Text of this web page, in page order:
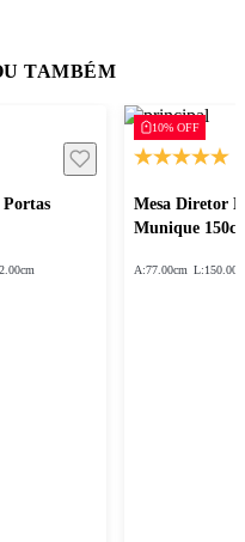
TAMBÉM
Portas
10% OFF
Mesa Diretor
Munique
A:77.00cm L: